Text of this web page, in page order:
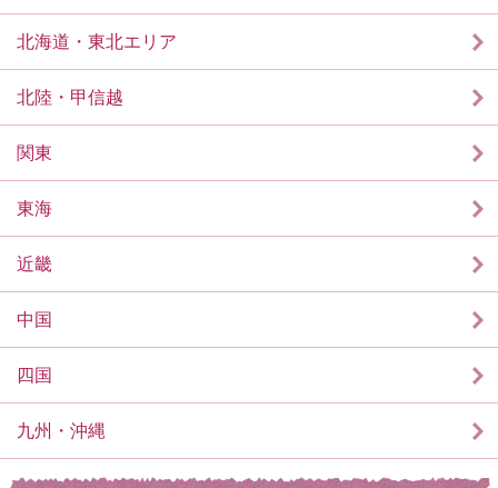
北海道・東北エリア
北陸・甲信越
関東
東海
近畿
中国
四国
九州・沖縄